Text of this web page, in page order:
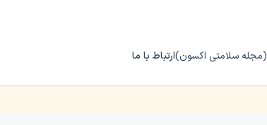
(مجله سلامتی اکسون)ارتباط با ما